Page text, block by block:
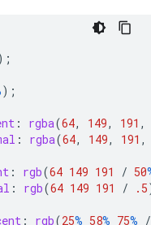
);
: rgba(64, 149, 191 ,
: rgba(64, 149, 191 ,
: rgb(64 149 191 / 50
: rgb(64 149 191 / .5
: rgb(25% 58% 75% /